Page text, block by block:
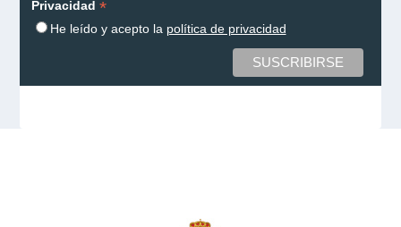
Privacidad *
He leído y acepto la política de privacidad